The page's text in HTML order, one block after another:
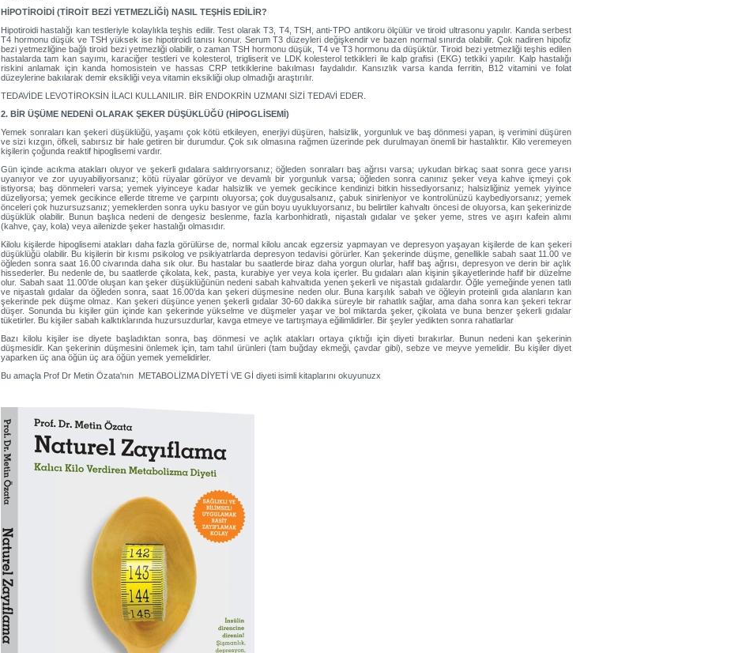
HİPOTİROİDİ (TİROİT BEZİ YETMEZLİĞİ) NASIL TEŞHİS EDİLİR?
Hipotiroidi hastalığı kan testleriyle kolaylıkla teşhis edilir. Test olarak T3, T4, TSH, anti-TPO antikoru ölçülür ve tiroid ultrasonu yapılır. Kanda serbest
T4 hormonu düşük ve TSH yüksek ise hipotiroidi tanısı konur. Serum T3 düzeyleri değişkendir ve bazen normal sınırda olabilir. Çok nadiren hipofiz
bezi yetmezliğine bağlı tiroid bezi yetmezliği olabilir, o zaman TSH hormonu düşük, T4 ve T3 hormonu da düşüktür. Tiroid bezi yetmezliği teşhis edilen
hastalarda tam kan sayımı, karaciğer testleri ve kolesterol, trigliserit ve LDK kolesterol tetkikleri ile kalp grafisi (EKG) tetkiki yapılır. Kalp hastalığı
riskini anlamak için kanda homosistein ve hassas CRP tetkiklerine bakılması faydalıdır. Kansızlık varsa kanda ferritin, B12 vitamini ve folat
düzeylerine bakılarak demir eksikliği veya vitamin eksikliği olup olmadığı araştırılır.
TEDAVİDE LEVOTİROKSİN İLACI KULLANILIR. BİR ENDOKRİN UZMANI SİZİ TEDAVİ EDER.
2. BİR ÜŞÜME NEDENİ OLARAK ŞEKER DÜŞÜKLÜĞÜ (HİPOGLİSEMİ)
Yemek sonraları kan şekeri düşüklüğü, yaşamı çok kötü etkileyen, enerjiyi düşüren, halsizlik, yorgunluk ve baş dönmesi yapan, iş verimini düşüren
ve sizi kızgın, öfkeli, sabırsız bir hale getiren bir durumdur. Çok sık olmasına rağmen üzerinde pek durulmayan önemli bir hastalıktır. Kilo veremeyen
kişilerin çoğunda reaktif hipoglisemi vardır.
Gün içinde acıkma atakları oluyor ve şekerli gıdalara saldırıyorsanız; öğleden sonraları baş ağrısı varsa; uykudan birkaç saat sonra gece yarısı
uyanıyor ve zor uyuyabiliyorsanız; kötü rüyalar görüyor ve devamlı bir yorgunluk varsa; öğleden sonra canınız şeker veya kahve içmeyi çok
istiyorsa; baş dönmeleri varsa; yemek yiyinceye kadar halsizlik ve yemek gecikince kendinizi bitkin hissediyorsanız; halsizliğiniz yemek yiyince
düzeliyorsa; yemek gecikince ellerde titreme ve çarpıntı oluyorsa; çok duygusalsanız, çabuk sinirleniyor ve kontrolünüzü kaybediyorsanız; yemek
önceleri çok huzursuzsanız; yemeklerden sonra uyku basıyor ve gün boyu uyukluyorsanız, bu belirtiler kahvaltı öncesi de oluyorsa, kan şekerinizde
düşüklük olabilir. Bunun başlıca nedeni de dengesiz beslenme, fazla karbonhidratlı, nişastalı gıdalar ve şeker yeme, stres ve aşırı kafein alımı
(kahve, çay, kola) veya ailenizde şeker hastalığı olmasıdır.
Kilolu kişilerde hipoglisemi atakları daha fazla görülürse de, normal kilolu ancak egzersiz yapmayan ve depresyon yaşayan kişilerde de kan şekeri
düşüklüğü olabilir. Bu kişilerin bir kısmı psikolog ve psikiyatrlarda depresyon tedavisi görürler. Kan şekerinde düşme, genellikle sabah saat 11.00 ve
öğleden sonra saat 16.00 civarında daha sık olur. Bu hastalar bu saatlerde biraz daha yorgun olurlar, hafif baş ağrısı, depresyon ve derin bir açlık
hissederler. Bu nedenle de, bu saatlerde çikolata, kek, pasta, kurabiye yer veya kola içerler. Bu gıdaları alan kişinin şikayetlerinde hafif bir düzelme
olur. Sabah saat 11.00’de oluşan kan şeker düşüklüğünün nedeni sabah kahvaltıda yenen şekerli ve nişastalı gıdalardır. Öğle yemeğinde yenen tatlı
ve nişastalı gıdalar da öğleden sonra, saat 16.00’da kan şekeri düşmesine neden olur. Buna karşılık sabah ve öğleyin proteinli gıda alanların kan
şekerinde pek düşme olmaz. Kan şekeri düşünce yenen şekerli gıdalar 30-60 dakika süreyle bir rahatlık sağlar, ama daha sonra kan şekeri tekrar
düşer. Sonunda bu kişiler gün içinde kan şekerinde yükselme ve düşmeler yaşar ve bol miktarda şeker, çikolata ve buna benzer şekerli gıdalar
tüketirler. Bu kişiler sabah kalktıklarında huzursuzdurlar, kavga etmeye ve tartışmaya eğilimlidirler. Bir şeyler yedikten sonra rahatlarlar
Bazı kilolu kişiler ise diyete başladıktan sonra, baş dönmesi ve açlık atakları ortaya çıktığı için diyeti bırakırlar. Bunun nedeni kan şekerinin
düşmesidir. Kan şekerinin düşmesini önlemek için, tam tahıl ürünleri (tam buğday ekmeği, çavdar gibi), sebze ve meyve yemelidir. Bu kişiler diyet
yaparken üç ana öğün üç ara öğün yemek yemelidirler.
Bu amaçla Prof Dr Metin Özata'nın METABOLİZMA DİYETİ VE Gİ diyeti isimli kitaplarını okuyunuzx